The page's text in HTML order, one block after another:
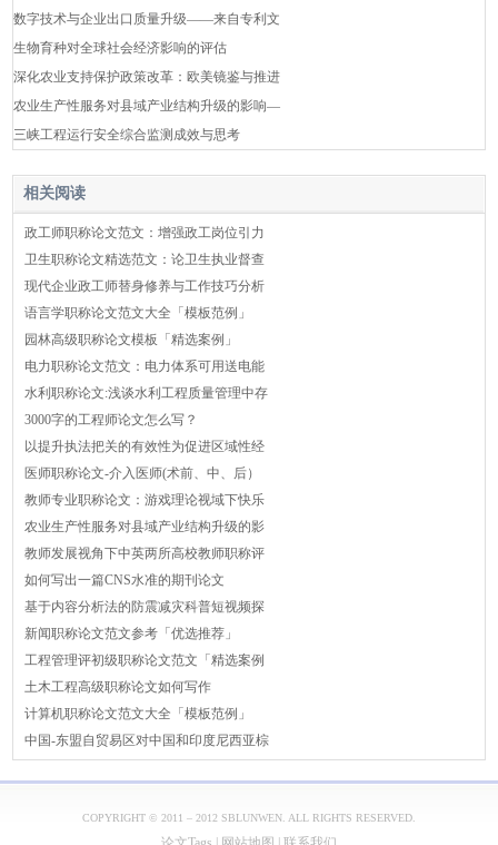
数字技术与企业出口质量升级——来自专利文
生物育种对全球社会经济影响的评估
深化农业支持保护政策改革：欧美镜鉴与推进
农业生产性服务对县域产业结构升级的影响—
三峡工程运行安全综合监测成效与思考
相关阅读
政工师职称论文范文：增强政工岗位引力
卫生职称论文精选范文：论卫生执业督查
现代企业政工师替身修养与工作技巧分析
语言学职称论文范文大全「模板范例」
园林高级职称论文模板「精选案例」
电力职称论文范文：电力体系可用送电能
水利职称论文:浅谈水利工程质量管理中存
3000字的工程师论文怎么写？
以提升执法把关的有效性为促进区域性经
医师职称论文-介入医师(术前、中、后）
教师专业职称论文：游戏理论视域下快乐
农业生产性服务对县域产业结构升级的影
教师发展视角下中英两所高校教师职称评
如何写出一篇CNS水准的期刊论文
基于内容分析法的防震减灾科普短视频探
新闻职称论文范文参考「优选推荐」
工程管理评初级职称论文范文「精选案例
土木工程高级职称论文如何写作
计算机职称论文范文大全「模板范例」
中国-东盟自贸易区对中国和印度尼西亚棕
COPYRIGHT © 2011 – 2012 SBLUNWEN. ALL RIGHTS RESERVED.